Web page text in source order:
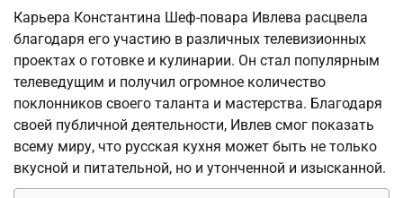
Карьера Константина Шеф-повара Ивлева расцвела
благодаря его участию в различных телевизионных
проектах о готовке и кулинарии. Он стал популярным
телеведущим и получил огромное количество
поклонников своего таланта и мастерства. Благодаря
своей публичной деятельности, Ивлев смог показать
всему миру, что русская кухня может быть не только
вкусной и питательной, но и утонченной и изысканной.